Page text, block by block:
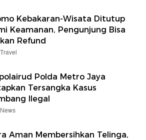
Kebakaran-Wisata Ditutup
Keamanan, Pengunjung Bisa
Refund
Polda Metro Jaya
Tersangka Kasus
Ilegal
Aman Membersihkan Telinga,